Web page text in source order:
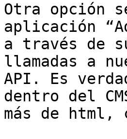
Otra opción
aplicación
a través de
llamadas a
API. Es
dentro del
más de html,